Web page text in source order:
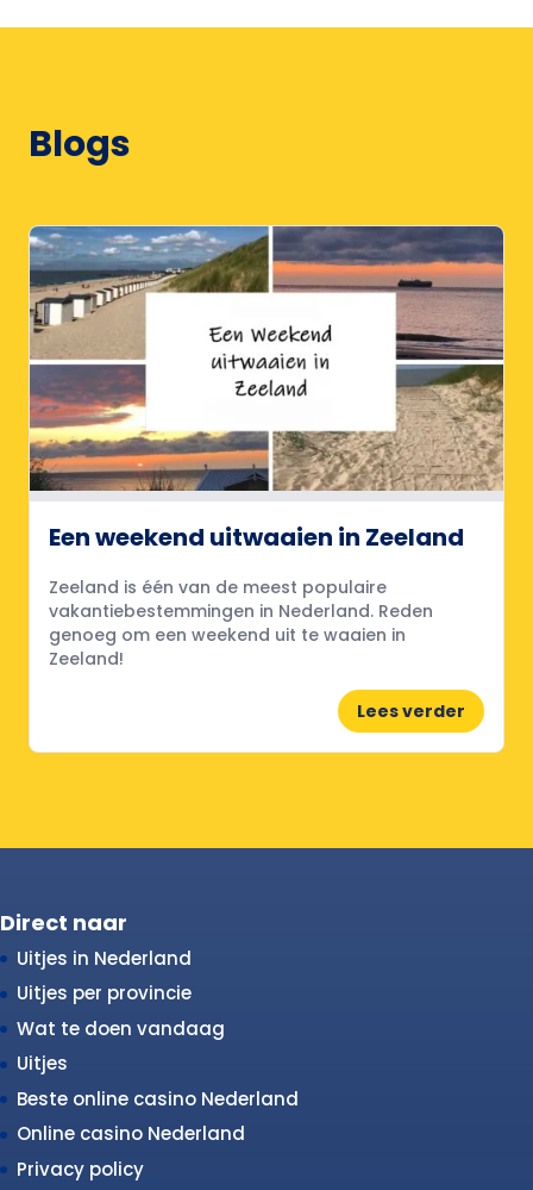
Blogs
Een weekend uitwaaien in Zeeland
Zeeland is één van de meest populaire
vakantiebestemmingen in Nederland. Reden
genoeg om een weekend uit te waaien in
Zeeland!
Lees verder
Direct naar
Uitjes in Nederland
Uitjes per provincie
Wat te doen vandaag
Uitjes
Beste online casino Nederland
Online casino Nederland
Privacy policy